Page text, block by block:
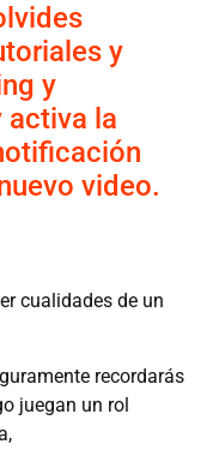
y
y
activa la
video.
cualidades de un
recordarás
juegan un rol